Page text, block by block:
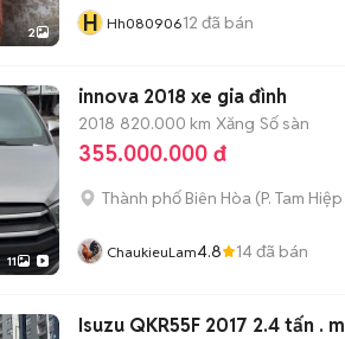
2 H Hh08090612 đã bán
11
innova 2018 xe gia đình
2018 820.000 km Xăng Số sàn
355.000.000 đ
Thành phố Biên Hòa (P. Tam Hiệp
ChaukieuLam4.8 14đã bán
Isuzu QKR55F 2017 2.4 tấn .